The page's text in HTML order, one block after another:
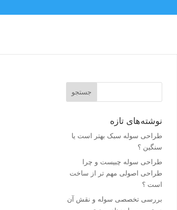
نوشته‌های تازه
طراحی سوله سبک بهتر است یا
سنگین ؟
طراحی سوله چبیست و چرا
طراحی اصولی مهم تر از ساخت
است ؟
بررسی تخصصی سوله و نقش آن